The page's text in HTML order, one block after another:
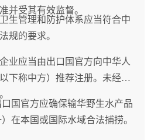
并受其有效监督。
生管理和防护体系应当符合中
规的要求。
业应当由出口国官方向中华人
下称中方）推荐注册。未经注
国官方应确保输华野生水产品
在本国或国际水域合法捕捞。